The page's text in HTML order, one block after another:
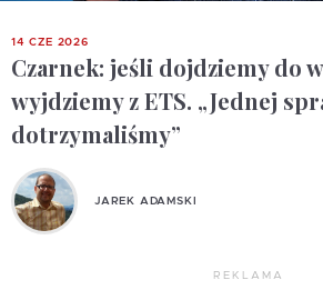
14 CZE 2026
Czarnek: jeśli dojdziemy do
wyjdziemy z ETS. „Jednej
dotrzymaliśmy”
JAREK ADAMSKI
REKLAMA